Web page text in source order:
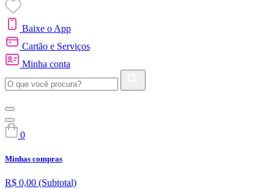
Baixe o App
Cartão e Serviços
Minha conta
0
Minhas compras
R$ 0,00 (Subtotal)